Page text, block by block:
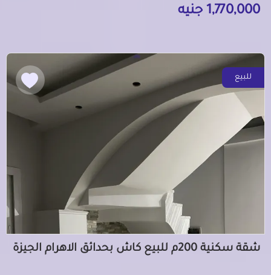
1,770,000 جنيه
للبيع
شقة سكنية 200م للبيع كاش بحدائق الاهرام الجيزة